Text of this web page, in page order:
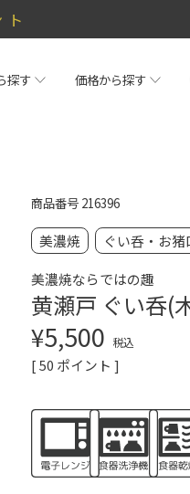
探す 価格から探す
商品番号 216396
美濃焼 ぐい呑・お猪
美濃焼ならではの趣
黄瀬戸 ぐい呑(
¥5,500 税込
[50 ポイント ]